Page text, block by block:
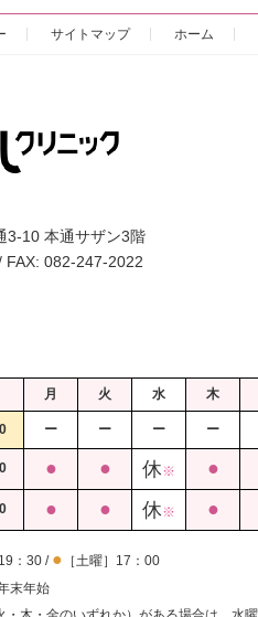
サイトマップ ホーム
3-10 本通サザン3階
082-247-2022
月 火 水 木
ー ー ー ー
● ● 休※ ●
● ● 休※ ●
：30 / ● ［土曜］17：00
末年始